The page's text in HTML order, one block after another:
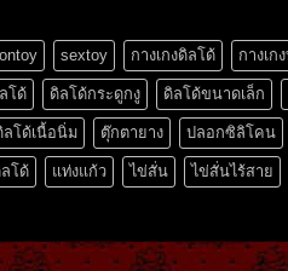
sextoy กางเกงดิลโด้ กางเก
โด้ ดิลโด้กระดูกงู ดิลโด้ขนาดเล็ก
ลโด้เนื้อนิ่ม ตุ๊กตายาง ปลอกซิลิโคน
โด้ แท่งแก้ว ไข่สั่น ไข่สั่นไร้สาย